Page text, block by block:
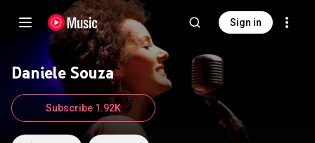
Sign in
Daniele Souza
Subscribe 1.92K